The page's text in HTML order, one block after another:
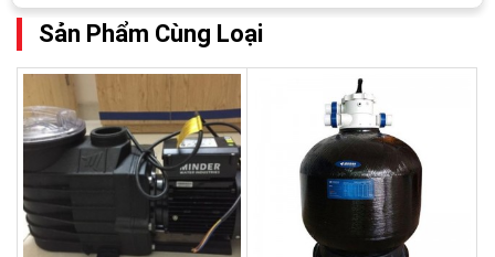
Sản Phẩm Cùng Loại